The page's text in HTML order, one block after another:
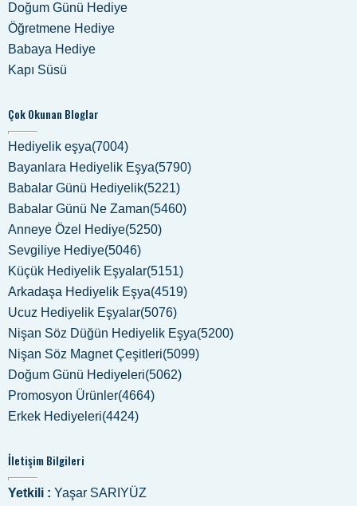
Doğum Günü Hediye
Öğretmene Hediye
Babaya Hediye
Kapı Süsü
Çok Okunan Bloglar
Hediyelik eşya(7004)
Bayanlara Hediyelik Eşya(5790)
Babalar Günü Hediyelik(5221)
Babalar Günü Ne Zaman(5460)
Anneye Özel Hediye(5250)
Sevgiliye Hediye(5046)
Küçük Hediyelik Eşyalar(5151)
Arkadaşa Hediyelik Eşya(4519)
Ucuz Hediyelik Eşyalar(5076)
Nişan Söz Düğün Hediyelik Eşya(5200)
Nişan Söz Magnet Çeşitleri(5099)
Doğum Günü Hediyeleri(5062)
Promosyon Ürünler(4664)
Erkek Hediyeleri(4424)
İletişim Bilgileri
Yetkili : Yaşar SARIYÜZ